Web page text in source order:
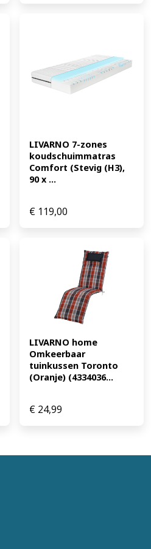
LIVARNO 7-zones
koudschuimmatras
Comfort (Stevig (H3),
90 x ...
€ 119,00
LIVARNO home
Omkeerbaar
tuinkussen Toronto
(Oranje) (4334036...
€ 24,99